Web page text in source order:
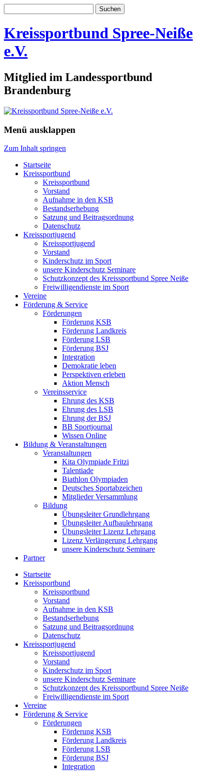
nach:
Kreissportbund Spree-Neiße
e.V.
Mitglied im Landessportbund
Brandenburg
Menü ausklappen
Zum Inhalt springen
Startseite
Kreissportbund
Kreissportbund
Vorstand
Aufnahme in den KSB
Bestandserhebung
Satzung und Beitragsordnung
Datenschutz
Kreissportjugend
Kreissportjugend
Vorstand
Kinderschutz im Sport
unsere Kinderschutz Seminare
Schutzkonzept des Kreissportbund Spree Neiße
Freiwilligendienste im Sport
Vereine
Förderung & Service
Förderungen
Förderung KSB
Förderung Landkreis
Förderung LSB
Förderung BSJ
Integration
Demokratie leben
Perspektiven erleben
Aktion Mensch
Vereinsservice
Ehrung des KSB
Ehrung des LSB
Ehrung der BSJ
BB Sportjournal
Wissen Online
Bildung & Veranstaltungen
Veranstaltungen
Kita Olympiade Fritzi
Talentiade
Biathlon Olympiaden
Deutsches Sportabzeichen
Mitglieder Versammlung
Bildung
Übungsleiter Grundlehrgang
Übungsleiter Aufbaulehrgang
Übungsleiter Lizenz Lehrgang
Lizenz Verlängerung Lehrgang
unsere Kinderschutz Seminare
Partner
Startseite
Kreissportbund
Kreissportbund
Vorstand
Aufnahme in den KSB
Bestandserhebung
Satzung und Beitragsordnung
Datenschutz
Kreissportjugend
Kreissportjugend
Vorstand
Kinderschutz im Sport
unsere Kinderschutz Seminare
Schutzkonzept des Kreissportbund Spree Neiße
Freiwilligendienste im Sport
Vereine
Förderung & Service
Förderungen
Förderung KSB
Förderung Landkreis
Förderung LSB
Förderung BSJ
Integration